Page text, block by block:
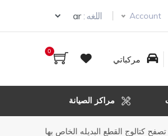
Account اللغه :
مركباتي
0
مراكز الصيانة
كتالوج القطع البديله الخاص بها